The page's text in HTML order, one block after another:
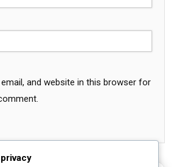
and website in this browser for